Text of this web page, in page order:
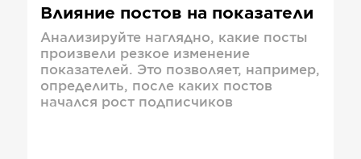
Влияние постов на показатели
Анализируйте наглядно, какие посты
произвели резкое изменение
показателей. Это позволяет, например,
определить, после каких постов
начался рост подписчиков